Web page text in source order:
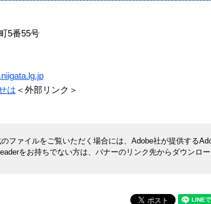
5番55号
は ＜外部リンク＞
ファイルをご覧いただく場合には、Adobe社が提供する
をお持ちでない方は、バナーのリンク先からダウンロー